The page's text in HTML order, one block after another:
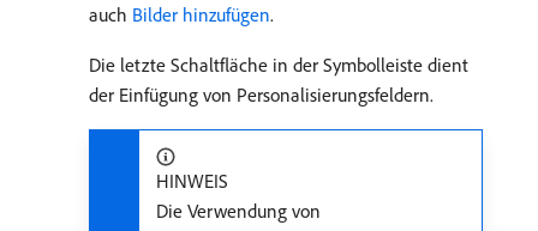
auch Bilder hinzufügen.
Die letzte Schaltfläche in der Symbolleiste dient
der Einfügung von Personalisierungsfeldern.
HINWEIS
Die Verwendung von